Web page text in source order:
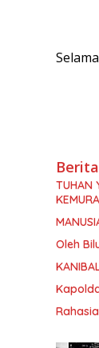
TUHAN
Oleh